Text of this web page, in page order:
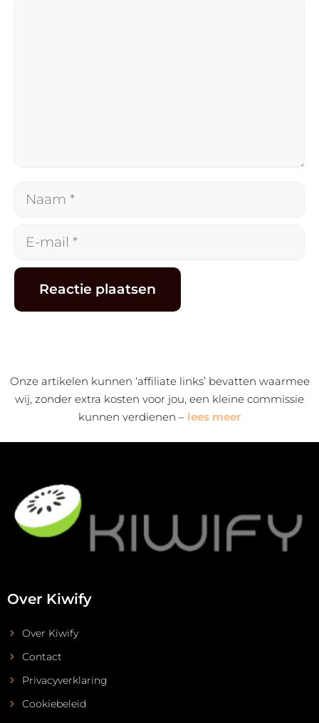
Naam
E-
Onze artikelen kunnen ‘affiliate links’ bevatten waarmee
wij, zonder extra kosten voor jou, een kleine commissie
kunnen verdienen – lees meer
Over Kiwify
Over Kiwify
Contact
Privacyverklaring
Cookiebeleid